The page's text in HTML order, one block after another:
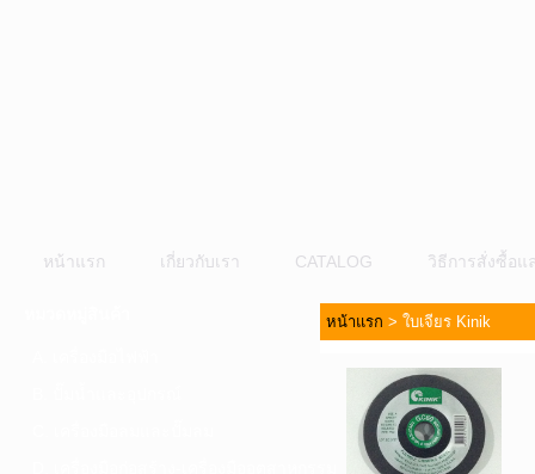
หน้าแรก เกี่ยวกับเรา CATALOG วิธีการสั่งซื้อแ
หน้าแรก > ใบเจียร Kinik